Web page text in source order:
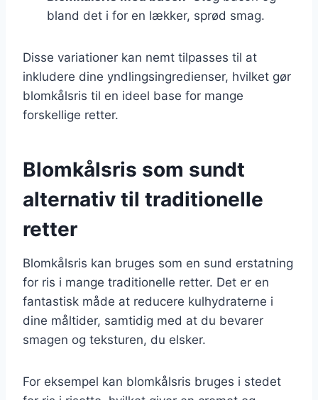
bland det i for en lækker, sprød smag.
Disse variationer kan nemt tilpasses til at
inkludere dine yndlingsingredienser, hvilket gør
blomkålsris til en ideel base for mange
forskellige retter.
Blomkålsris som sundt
alternativ til traditionelle
retter
Blomkålsris kan bruges som en sund erstatning
for ris i mange traditionelle retter. Det er en
fantastisk måde at reducere kulhydraterne i
dine måltider, samtidig med at du bevarer
smagen og teksturen, du elsker.
For eksempel kan blomkålsris bruges i stedet